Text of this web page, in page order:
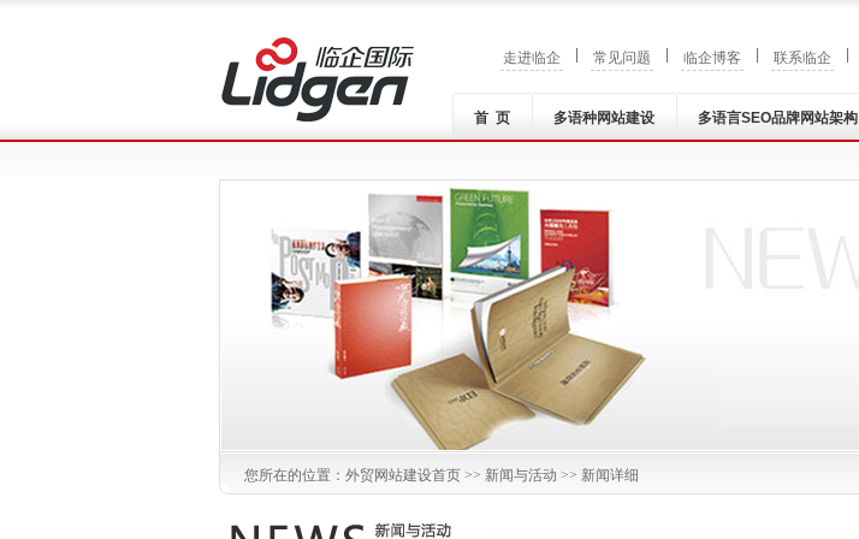
走进临企 常见问题 临企博客 联系临企
首 页 多语种网站建设 多语言SEO品牌网站架构
您所在的位置： 外贸网站建设首页 >> 新闻与活动 >> 新闻详细